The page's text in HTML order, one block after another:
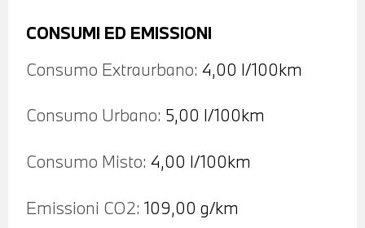
CONSUMI ED EMISSIONI
Consumo Extraurbano: 4,00 l/100km
Consumo Urbano: 5,00 l/100km
Consumo Misto: 4,00 l/100km
Emissioni CO2: 109,00 g/km